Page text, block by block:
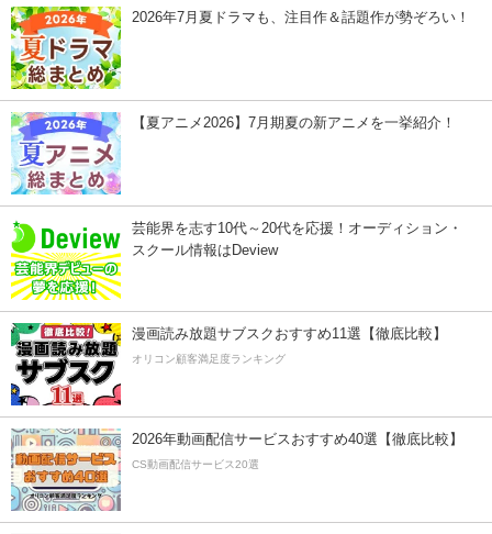
2026年7月夏ドラマも、注目作＆話題作が勢ぞろい！
【夏アニメ2026】7月期夏の新アニメを一挙紹介！
芸能界を志す10代～20代を応援！オーディション・
スクール情報はDeview
漫画読み放題サブスクおすすめ11選【徹底比較】
オリコン顧客満足度ランキング
2026年動画配信サービスおすすめ40選【徹底比較】
CS動画配信サービス20選